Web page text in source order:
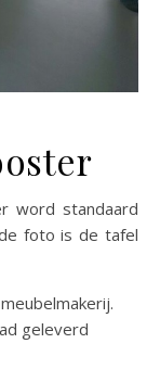
foto is de tafel
geleverd